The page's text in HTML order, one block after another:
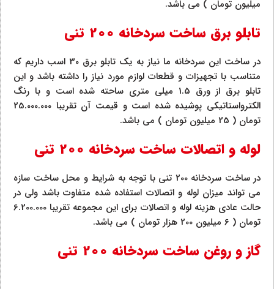
میلیون تومان ) می باشد.
تابلو برق ساخت سردخانه 200 تنی
در ساخت این سردخانه ما نیاز به یک تابلو برق 30 اسب داریم که
متناسب با تجهیزات و قطعات لوازم مورد نیاز را داشته باشد و این
تابلو برق از ورق 1.5 میلی متری ساحته شده است و با رنگ
الکترواستاتیکی پوشیده شده است و قیمت آن تقریبا 25.000.000
تومان ( 25 میلیون تومان ) می باشد.
لوله و اتصالات ساخت سردخانه 200 تنی
در ساخت سردخانه 200 تنی با توجه به شرایط و محل ساخت سازه
می تواند میزان لوله و اتصالات استفاده شده متفاوت باشد ولی در
حالت عادی هزینه لوله و اتصالات برای این مجموعه تقریبا 6.200.000
تومان ( 6 میلیون 200 هزار تومان ) می باشد.
گاز و روغن ساخت سردخانه 200 تنی